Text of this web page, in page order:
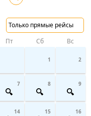
Только прямые рейсы
Пт Сб Вс
1 2
7 8 9
14 15 16